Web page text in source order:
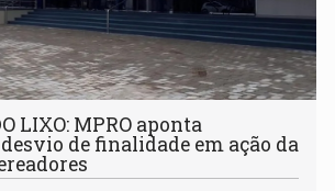
LIXO: MPRO aponta
de finalidade em ação da